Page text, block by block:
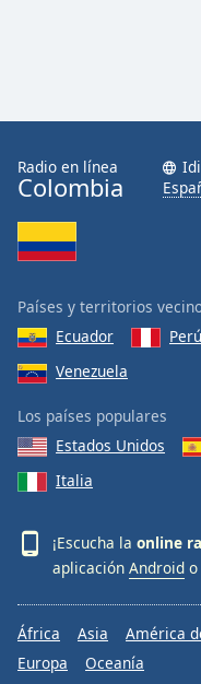
Radio en línea
Colombia
Países y territorios
Ecuador
Perú
Venezuela
Los países populares
Estados Unidos
Italia
¡Escucha la online
aplicación Android o
África Asia América
Europa
Oceanía